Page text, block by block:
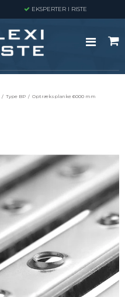
EKSPERTER I RISTE
/ Type BP / Optræksplanke 6000 mm